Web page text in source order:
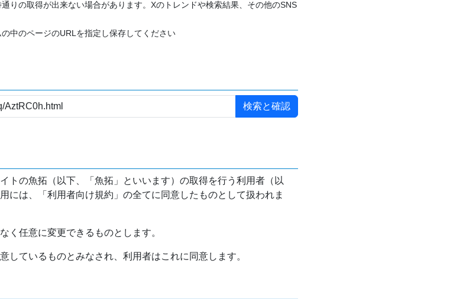
りの取得が出来ない場合があります。Xのトレンドや検索結果、その他のSNS
中のページのURLを指定し保存してください
トの魚拓（以下、「魚拓」といいます）の取得を行う利用者（以
には、「利用者向け規約」の全てに同意したものとして扱われま
く任意に変更できるものとします。
しているものとみなされ、利用者はこれに同意します。